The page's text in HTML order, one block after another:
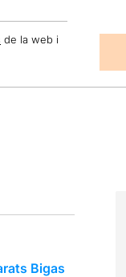
de la web i
Bigas